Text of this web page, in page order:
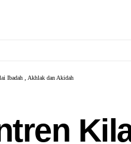
Ibadah , Akhlak dan Akidah